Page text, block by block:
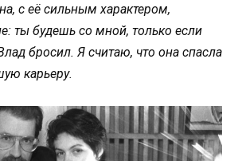
с её сильным характером,
ты будешь со мной, только если
бросил. Я считаю, что она спасла
карьеру.